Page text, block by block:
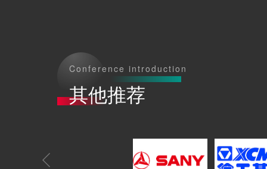
Conference introduction
其他推荐